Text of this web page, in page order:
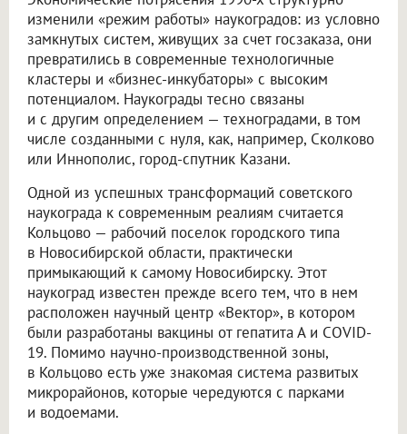
изменили «режим работы» наукоградов: из условно
замкнутых систем, живущих за счет госзаказа, они
превратились в современные технологичные
кластеры и «бизнес-инкубаторы» с высоким
потенциалом. Наукограды тесно связаны
и с другим определением — техноградами, в том
числе созданными с нуля, как, например, Сколково
или Иннополис, город-спутник Казани.
Одной из успешных трансформаций советского
наукограда к современным реалиям считается
Кольцово — рабочий поселок городского типа
в Новосибирской области, практически
примыкающий к самому Новосибирску. Этот
наукоград известен прежде всего тем, что в нем
расположен научный центр «Вектор», в котором
были разработаны вакцины от гепатита А и COVID-
19. Помимо научно-производственной зоны,
в Кольцово есть уже знакомая система развитых
микрорайонов, которые чередуются с парками
и водоемами.